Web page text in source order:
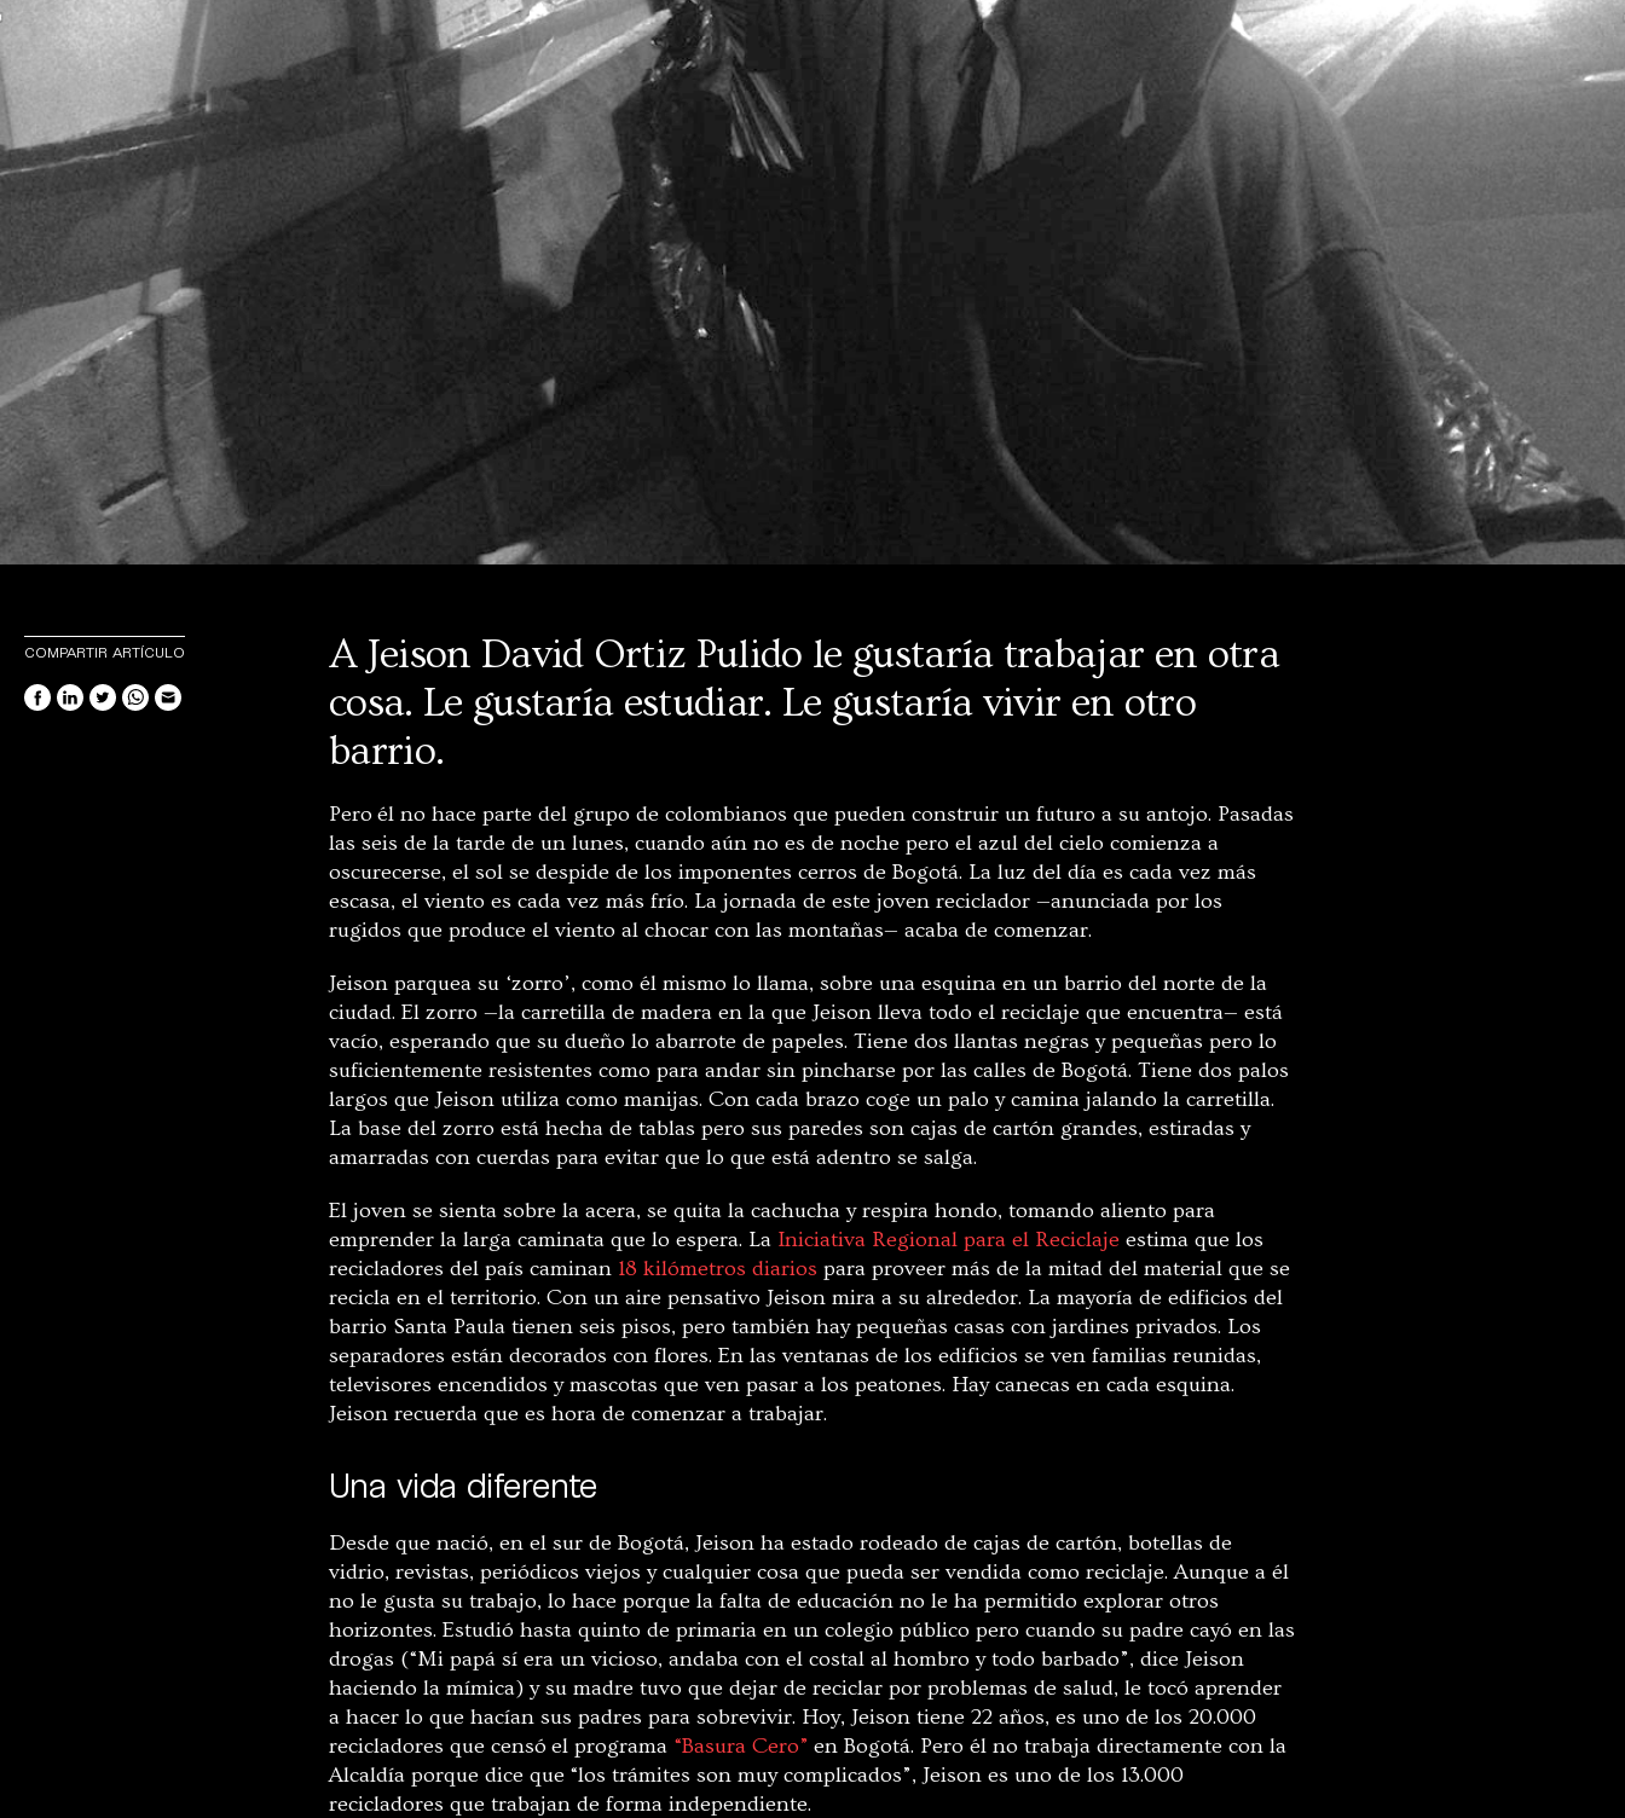
A Jeison David Ortiz Pulido le gustaría trabajar en otra
cosa. Le gustaría estudiar. Le gustaría vivir en otro
barrio.
Pero él no hace parte del grupo de colombianos que pueden construir un futuro a su antojo. Pasadas
las seis de la tarde de un lunes, cuando aún no es de noche pero el azul del cielo comienza a
oscurecerse, el sol se despide de los imponentes cerros de Bogotá. La luz del día es cada vez más
escasa, el viento es cada vez más frío. La jornada de este joven reciclador —anunciada por los
rugidos que produce el viento al chocar con las montañas— acaba de comenzar.
Jeison parquea su ‘zorro’, como él mismo lo llama, sobre una esquina en un barrio del norte de la
ciudad. El zorro —la carretilla de madera en la que Jeison lleva todo el reciclaje que encuentra— está
vacío, esperando que su dueño lo abarrote de papeles. Tiene dos llantas negras y pequeñas pero lo
suficientemente resistentes como para andar sin pincharse por las calles de Bogotá. Tiene dos palos
largos que Jeison utiliza como manijas. Con cada brazo coge un palo y camina jalando la carretilla.
La base del zorro está hecha de tablas pero sus paredes son cajas de cartón grandes, estiradas y
amarradas con cuerdas para evitar que lo que está adentro se salga.
El joven se sienta sobre la acera, se quita la cachucha y respira hondo, tomando aliento para
emprender la larga caminata que lo espera. La Iniciativa Regional para el Reciclaje estima que los
recicladores del país caminan 18 kilómetros diarios para proveer más de la mitad del material que se
recicla en el territorio. Con un aire pensativo Jeison mira a su alrededor. La mayoría de edificios del
barrio Santa Paula tienen seis pisos, pero también hay pequeñas casas con jardines privados. Los
separadores están decorados con flores. En las ventanas de los edificios se ven familias reunidas,
televisores encendidos y mascotas que ven pasar a los peatones. Hay canecas en cada esquina.
Jeison recuerda que es hora de comenzar a trabajar.
Una vida diferente
Desde que nació, en el sur de Bogotá, Jeison ha estado rodeado de cajas de cartón, botellas de
vidrio, revistas, periódicos viejos y cualquier cosa que pueda ser vendida como reciclaje. Aunque a él
no le gusta su trabajo, lo hace porque la falta de educación no le ha permitido explorar otros
horizontes. Estudió hasta quinto de primaria en un colegio público pero cuando su padre cayó en las
drogas (“Mi papá sí era un vicioso, andaba con el costal al hombro y todo barbado”, dice Jeison
haciendo la mímica) y su madre tuvo que dejar de reciclar por problemas de salud, le tocó aprender
a hacer lo que hacían sus padres para sobrevivir. Hoy, Jeison tiene 22 años, es uno de los 20.000
recicladores que censó el programa “Basura Cero” en Bogotá. Pero él no trabaja directamente con la
Alcaldía porque dice que “los trámites son muy complicados”, Jeison es uno de los 13.000
recicladores que trabajan de forma independiente.
COMPARTIR ARTÍCULO